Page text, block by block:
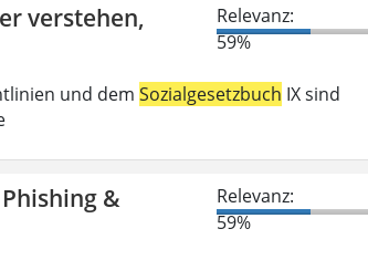
verstehen,
Relevanz:
59%
und dem Sozialgesetzbuch IX sind
&
Relevanz:
59%